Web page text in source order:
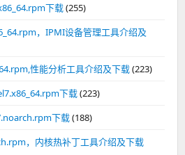
下载(255)
，IPMI设备管理工具介绍及
性能分析工具介绍及下载(223)
下载(223)
下载(188)
，内核热补丁工具介绍及下载